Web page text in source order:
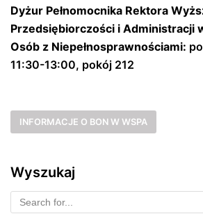
Dyżur Pełnomocnika Rektora
Przedsiębiorczości i Administracji
Osób z Niepełnosprawnościami:
11:30-13:00, pokój 212
INFORMACJE O BON W WSPA
Wyszukaj